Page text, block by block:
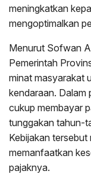
meningkatkan
mengoptimalkan
Menurut Sofwan
Pemerintah
minat masyarakat
kendaraan. Dalam
cukup membayar
tunggakan tahun-
Kebijakan
memanfaatkan
pajaknya.